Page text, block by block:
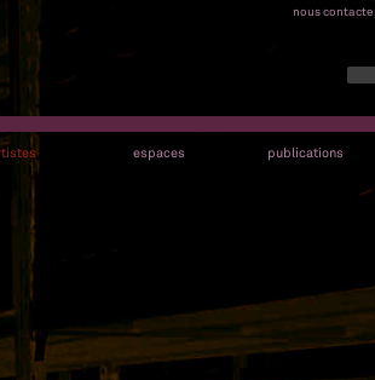
nous
espaces publications